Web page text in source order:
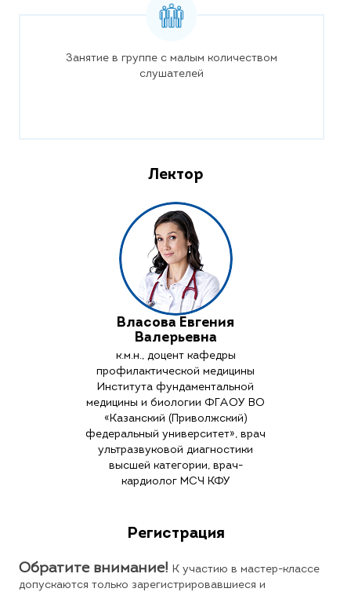
Занятие в группе с малым количеством
слушателей
Лектор
Власова Евгения
Валерьевна
к.м.н., доцент кафедры
профилактической медицины
Института фундаментальной
медицины и биологии ФГАОУ ВО
«Казанский (Приволжский)
федеральный университет», врач
ультразвуковой диагностики
высшей категории, врач-
кардиолог МСЧ КФУ
Регистрация
Обратите внимание! К участию в мастер-классе
допускаются только зарегистрировавшиеся и